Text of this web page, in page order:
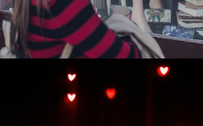
Смотреть проект